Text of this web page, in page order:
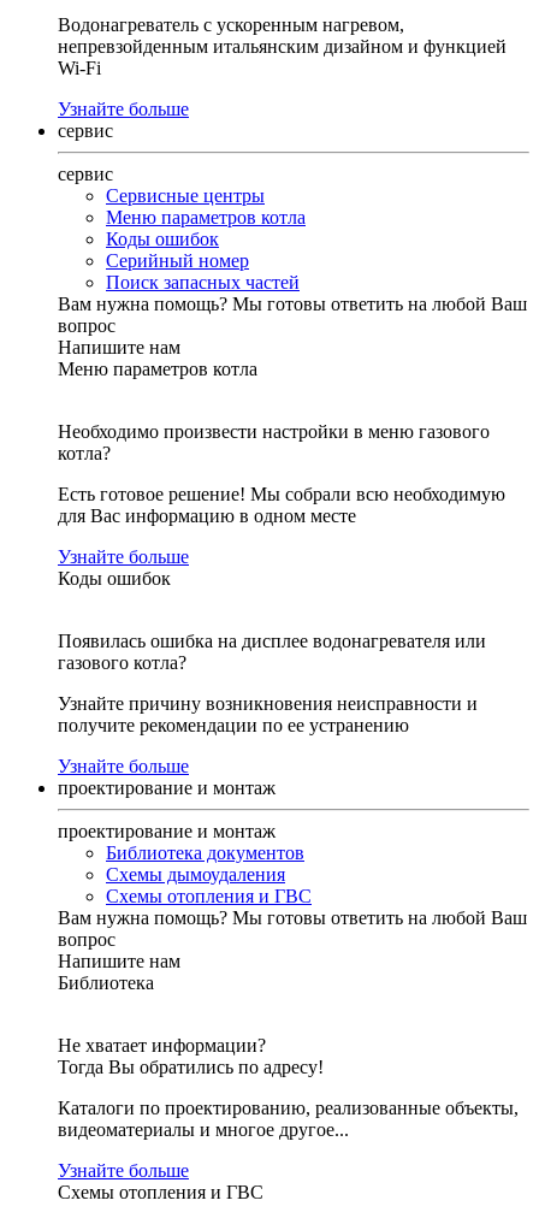
Водонагреватель с ускоренным нагревом,
непревзойденным итальянским дизайном и функцией
Wi-Fi
Узнайте больше
сервис
сервис
Сервисные центры
Меню параметров котла
Коды ошибок
Серийный номер
Поиск запасных частей
Вам нужна помощь? Мы готовы ответить на любой Ваш
вопрос
Напишите нам
Меню параметров котла
Необходимо произвести настройки в меню газового
котла?
Есть готовое решение! Мы собрали всю необходимую
для Вас информацию в одном месте
Узнайте больше
Коды ошибок
Появилась ошибка на дисплее водонагревателя или
газового котла?
Узнайте причину возникновения неисправности и
получите рекомендации по ее устранению
Узнайте больше
проектирование и монтаж
проектирование и монтаж
Библиотека документов
Схемы дымоудаления
Схемы отопления и ГВС
Вам нужна помощь? Мы готовы ответить на любой Ваш
вопрос
Напишите нам
Библиотека
Не хватает информации?
Тогда Вы обратились по адресу!
Каталоги по проектированию, реализованные объекты,
видеоматериалы и многое другое...
Узнайте больше
Схемы отопления и ГВС